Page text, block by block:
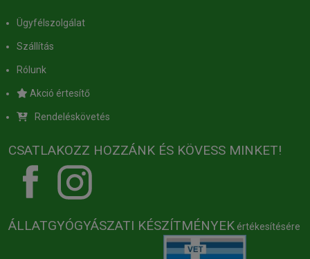
Ügyfélszolgálat
Szállítás
Rólunk
Akció értesítő
Rendeléskövetés
CSATLAKOZZ HOZZÁNK ÉS KÖVESS MINKET!
ÁLLATGYÓGYÁSZATI KÉSZÍTMÉNYEK értékesítésére